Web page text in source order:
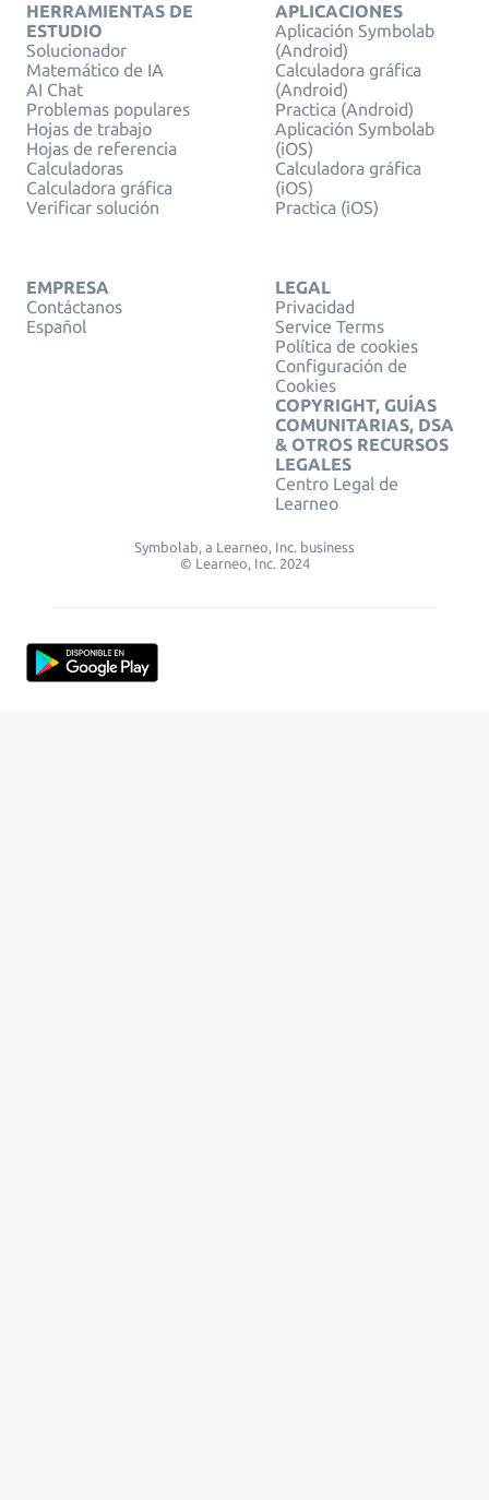
HERRAMIENTAS DE
ESTUDIO
Solucionador
Matemático de IA
AI Chat
Problemas populares
Hojas de trabajo
Hojas de referencia
Calculadoras
Calculadora gráfica
Verificar solución
APLICACIONES
Aplicación Symbolab
(Android)
Calculadora gráfica
(Android)
Practica (Android)
Aplicación Symbolab
(iOS)
Calculadora gráfica
(iOS)
Practica (iOS)
EMPRESA
Contáctanos
Español
LEGAL
Privacidad
Service Terms
Política de cookies
Configuración de
Cookies
COPYRIGHT, GUÍAS
COMUNITARIAS, DSA
& OTROS RECURSOS
LEGALES
Centro Legal de
Learneo
Symbolab, a Learneo, Inc. business
© Learneo, Inc. 2024